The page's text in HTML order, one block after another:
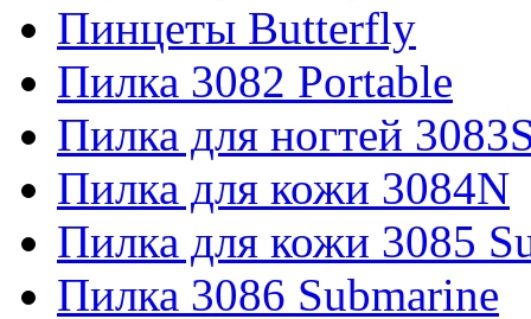
Пинцеты Butterfly
Пилка 3082 Portable
Пилка для ногтей
Пилка для кожи 3084N
Пилка для кожи 3085
Пилка 3086 Submarine